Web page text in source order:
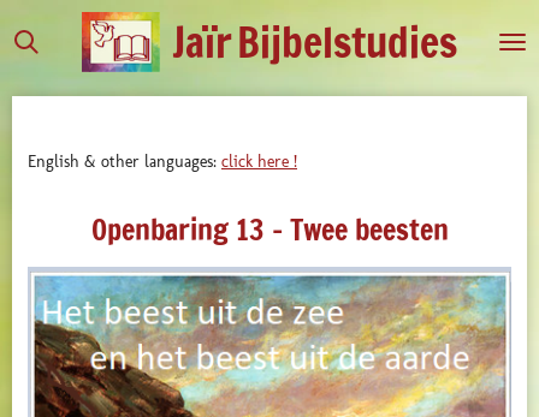
direct
JaïrBijbelstudies
English & other languages: click here !
Openbaring 13 - Twee beesten